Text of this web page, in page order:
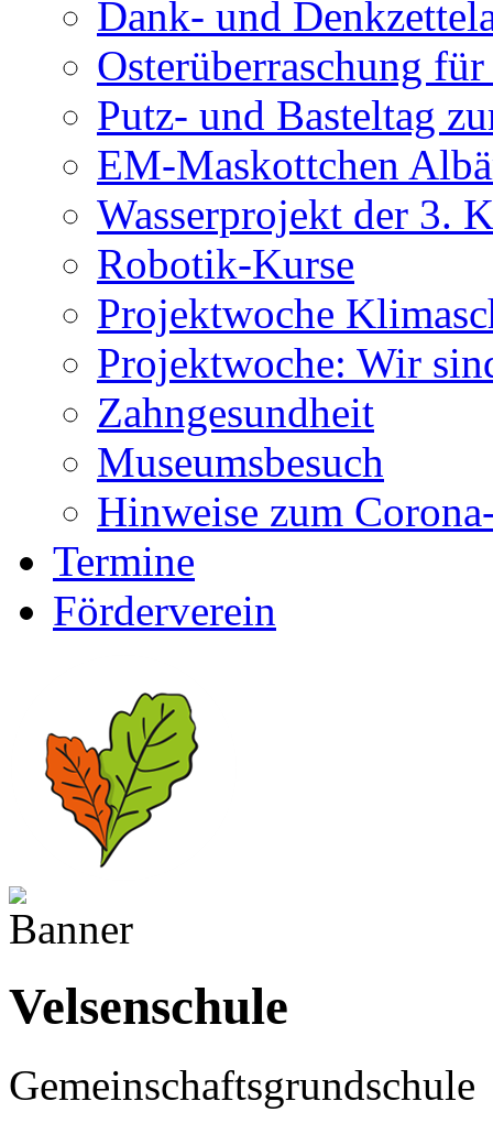
Dank- und
Osterüberraschung
Putz- und Basteltag
EM-Maskottchen
Wasserprojekt der 3.
Robotik-Kurse
Projektwoche
Projektwoche: Wir
Zahngesundheit
Museumsbesuch
Hinweise zum
Termine
Förderverein
Velsenschule
Gemeinschaftsgrundschule